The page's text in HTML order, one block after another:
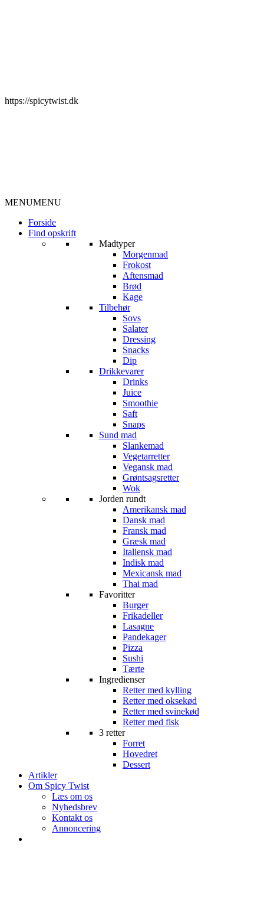
https://spicytwist.dk
MENUMENU
Forside
Find opskrift
Madtyper
Morgenmad
Frokost
Aftensmad
Brød
Kage
Tilbehør
Sovs
Salater
Dressing
Snacks
Dip
Drikkevarer
Drinks
Juice
Smoothie
Saft
Snaps
Sund mad
Slankemad
Vegetarretter
Vegansk mad
Grøntsagsretter
Wok
Jorden rundt
Amerikansk mad
Dansk mad
Fransk mad
Græsk mad
Italiensk mad
Indisk mad
Mexicansk mad
Thai mad
Favoritter
Burger
Frikadeller
Lasagne
Pandekager
Pizza
Sushi
Tærte
Ingredienser
Retter med kylling
Retter med oksekød
Retter med svinekød
Retter med fisk
3 retter
Forret
Hovedret
Dessert
Artikler
Om Spicy Twist
Læs om os
Nyhedsbrev
Kontakt os
Annoncering